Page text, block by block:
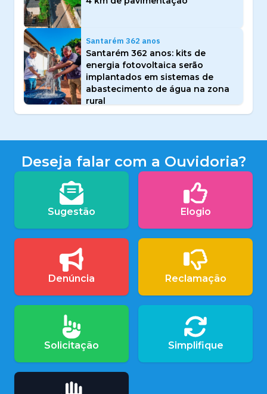
Santarém 362 anos
Santarém 362 anos: kits de
energia fotovoltaica serão
implantados em sistemas de
abastecimento de água na zona
rural
Deseja falar com a Ouvidoria?
Sugestão Elogio
Denúncia Reclamação
Solicitação Simplifique